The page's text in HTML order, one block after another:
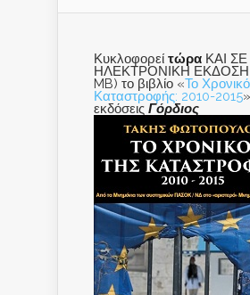
Κυκλοφορεί τώρα ΚΑΙ ΣΕ
ΗΛΕΚΤΡΟΝΙΚΗ ΕΚΔΟΣΗ
MB) το βιβλίο «Το
Καταστροφής: 2010-2015
εκδόσεις Γόρδιος